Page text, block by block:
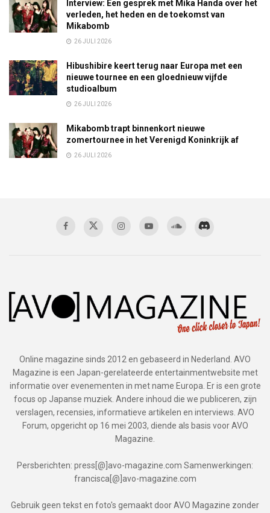
Interview: Een gesprek met Mika Handa over het
verleden, het heden en de toekomst van
Mikabomb
26 JULI 2026
Hibushibire keert terug naar Europa met een
nieuwe tournee en een gloednieuw vijfde
studioalbum
26 JULI 2026
Mikabomb trapt binnenkort nieuwe
zomertournee in het Verenigd Koninkrijk af
26 JULI 2026
Online magazine sinds 2012 en gebaseerd in Nederland. AVO
Magazine is een Japan-gerelateerde entertainmentwebsite met
informatie over evenementen in met name Europa. Er is een grote
focus op Japanse muziek. Andere inhoud die we publiceren, zijn
verslagen, recensies, informatieve artikelen en interviews. AVO
Forum, opgericht op 16 mei 2003, diende als basis voor AVO
Magazine.
Persberichten: press[@]avo-magazine.com Samenwerkingen:
francisca[@]avo-magazine.com
Gebruik geen tekst en foto's gemaakt door AVO Magazine zonder